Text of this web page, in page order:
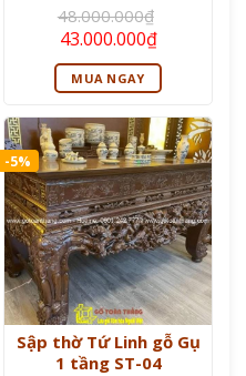
Được xếp
hạng55
sao
48.000.000₫
Giá
gốc
là:
48.000.000₫.
43.000.000₫Giá
hiện
tại
là:
MUA NGAY
-5%
Sập thờ Tứ Linh gỗ Gụ
1 tầng ST-04